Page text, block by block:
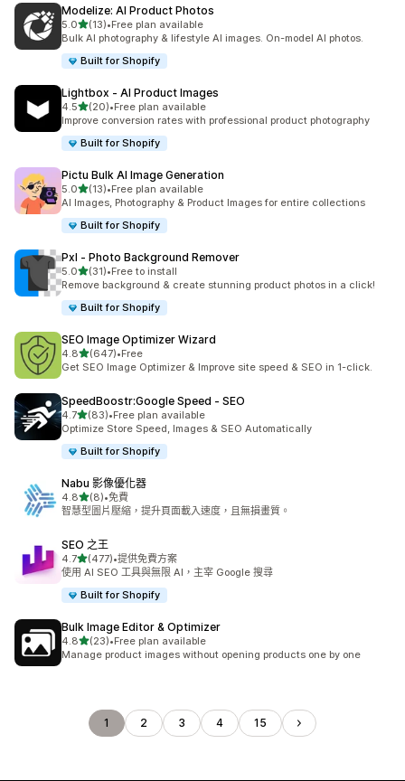
Modelize: AI Product Photos
5.0滿分 5 顆星
(13)
共有 13 則評價
•Free plan available
Bulk AI photography & lifestyle AI images. On-model AI photos.
Built for Shopify
Lightbox ‑ AI Product Images
4.5滿分 5 顆星
(20)
共有 20 則評價
•Free plan available
Improve conversion rates with professional product photography
Built for Shopify
Pictu Bulk AI Image Generation
5.0滿分 5 顆星
(13)
共有 13 則評價
•Free plan available
AI Images, Photography & Product Images for entire collections
Built for Shopify
Pxl ‑ Photo Background Remover
5.0滿分 5 顆星
(31)
共有 31 則評價
•Free to install
Remove background & create stunning product photos in a click!
Built for Shopify
SEO Image Optimizer Wizard
4.8滿分 5 顆星
(647)
共有 647 則評價
•Free
Get SEO Image Optimizer & Improve site speed & SEO in 1-click.
SpeedBoostr:Google Speed ‑ SEO
4.7滿分 5 顆星
(83)
共有 83 則評價
•Free plan available
Optimize Store Speed, Images & SEO Automatically
Built for Shopify
Nabu 影像優化器
4.8滿分 5 顆星
(8)
共有 8 則評價
•免費
智慧型圖片壓縮，提升頁面載入速度，且無損畫質。
SEO 之王
4.7滿分 5 顆星
(477)
共有 477 則評價
•提供免費方案
使用 AI SEO 工具與無限 AI，主宰 Google 搜尋
Built for Shopify
Bulk Image Editor & Optimizer
4.8滿分 5 顆星
(23)
共有 23 則評價
•Free plan available
Manage product images without opening products one by one
1 2 3 4 15